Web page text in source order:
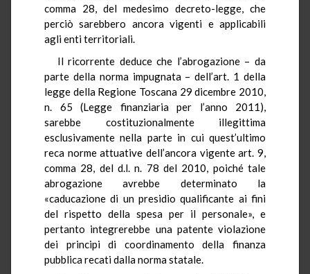
comma 28, del medesimo decreto-legge, che
perciò sarebbero ancora vigenti e applicabili
agli enti territoriali.
Il ricorrente deduce che l’abrogazione – da
parte della norma impugnata – dell’art. 1 della
legge della Regione Toscana 29 dicembre 2010,
n. 65 (Legge finanziaria per l’anno 2011),
sarebbe costituzionalmente illegittima
esclusivamente nella parte in cui quest’ultimo
reca norme attuative dell’ancora vigente art. 9,
comma 28, del d.l. n. 78 del 2010, poiché tale
abrogazione avrebbe determinato la
«caducazione di un presidio qualificante ai fini
del rispetto della spesa per il personale», e
pertanto integrerebbe una patente violazione
dei principi di coordinamento della finanza
pubblica recati dalla norma statale.